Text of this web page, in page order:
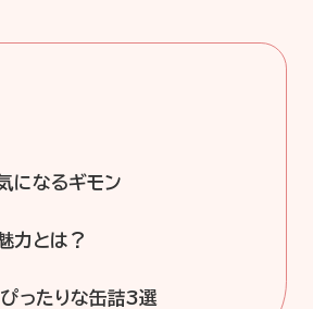
になるギモン
力とは？
ぴったりな缶詰3選